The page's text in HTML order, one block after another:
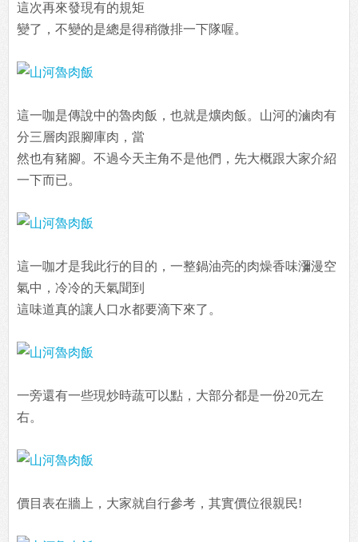
這次再來發現有的規矩
變了，不變的是總是得稍微排一下隊喔。
這一咖是傳說中的魯肉飯，也就是爌肉飯。山河的滷肉有
分三層肉跟腳庫肉，當
然也有豬腳。不過今天主角不是他們，先大概跟大家介紹
一下而已。
這一咖才是我此行的目的，一整鍋油亮的肉燥香味瀰漫空
氣中，冷冷的天氣聞到
這味道真的讓人口水都要滴下來了。
一旁還有一些現炒時蔬可以點，大部分都是一份20元左
右。
價目表在牆上，大家就自行參考，其實價位很親民!